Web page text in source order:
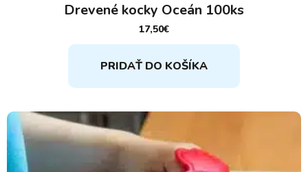
Drevené kocky Oceán 100ks
17,50€
PRIDAŤ DO KOŠÍKA